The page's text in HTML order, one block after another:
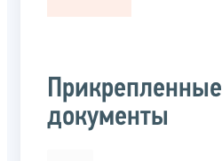
Прикрепленные
документы